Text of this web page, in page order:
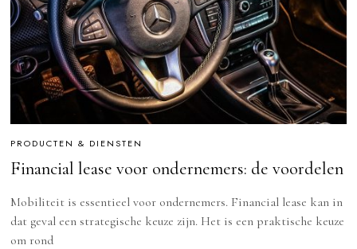
PRODUCTEN & DIENSTEN
Financial lease voor ondernemers: de voordelen
Mobiliteit is essentieel voor ondernemers. Financial lease kan in
dat geval een strategische keuze zijn. Het is een praktische keuze
om rond